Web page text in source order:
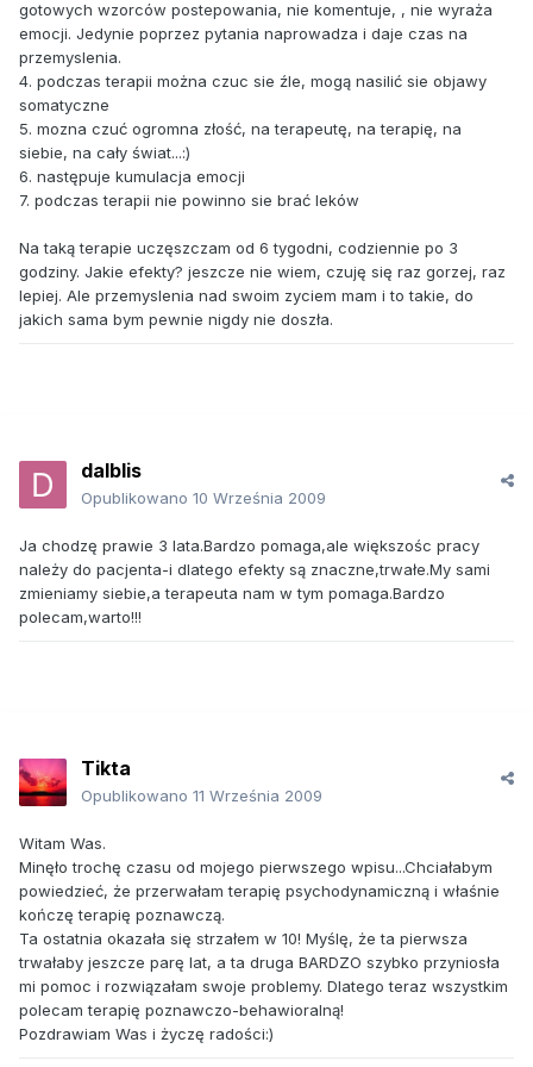
gotowych wzorców postepowania, nie komentuje, , nie wyraża
emocji. Jedynie poprzez pytania naprowadza i daje czas na
przemyslenia.
4. podczas terapii można czuc sie źle, mogą nasilić sie objawy
somatyczne
5. mozna czuć ogromna złość, na terapeutę, na terapię, na
siebie, na cały świat...:)
6. następuje kumulacja emocji
7. podczas terapii nie powinno sie brać leków
Na taką terapie uczęszczam od 6 tygodni, codziennie po 3
godziny. Jakie efekty? jeszcze nie wiem, czuję się raz gorzej, raz
lepiej. Ale przemyslenia nad swoim zyciem mam i to takie, do
jakich sama bym pewnie nigdy nie doszła.
dalblis
Opublikowano 10 Września 2009
Ja chodzę prawie 3 lata.Bardzo pomaga,ale większośc pracy
należy do pacjenta-i dlatego efekty są znaczne,trwałe.My sami
zmieniamy siebie,a terapeuta nam w tym pomaga.Bardzo
polecam,warto!!!
Tikta
Opublikowano 11 Września 2009
Witam Was.
Minęło trochę czasu od mojego pierwszego wpisu...Chciałabym
powiedzieć, że przerwałam terapię psychodynamiczną i właśnie
kończę terapię poznawczą.
Ta ostatnia okazała się strzałem w 10! Myślę, że ta pierwsza
trwałaby jeszcze parę lat, a ta druga BARDZO szybko przyniosła
mi pomoc i rozwiązałam swoje problemy. Dlatego teraz wszystkim
polecam terapię poznawczo-behawioralną!
Pozdrawiam Was i życzę radości:)